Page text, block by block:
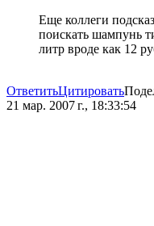
Еще коллеги
поискать шампунь
литр вроде как 12
ОтветитьЦитировать
21 мар. 2007 г., 18:33:54